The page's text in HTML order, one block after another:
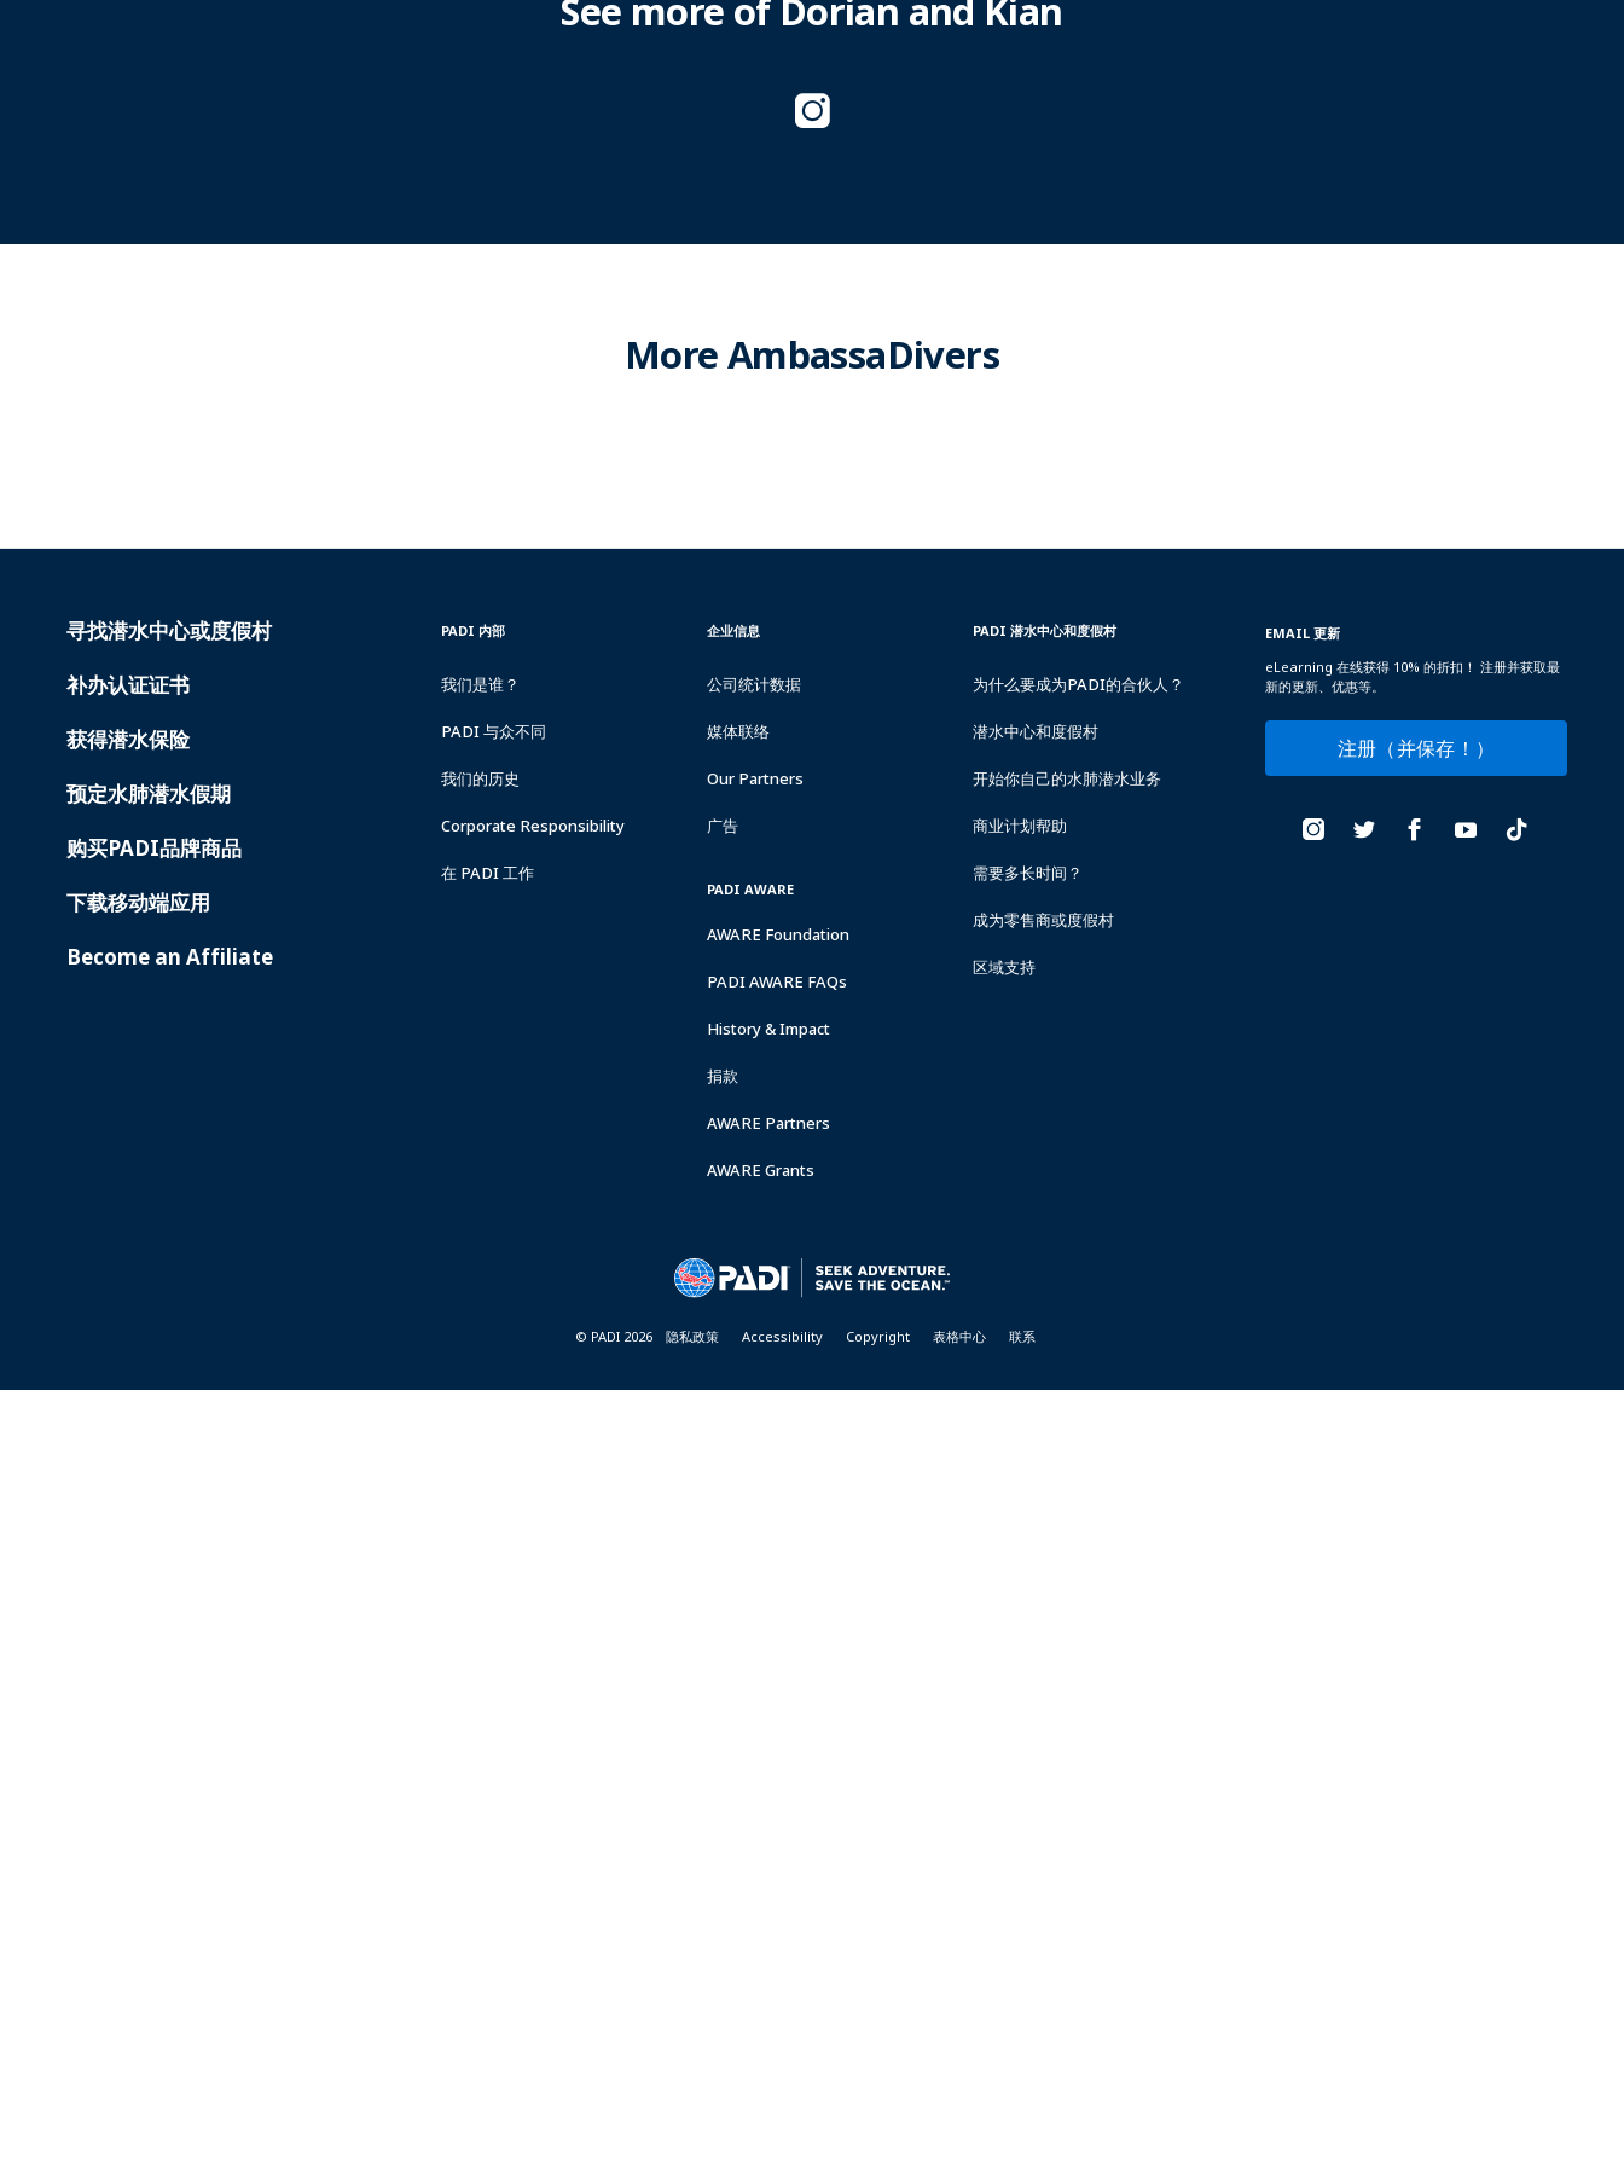
See more of Dorian and Kian
More AmbassaDivers
EMAIL 更新
eLearning 在线获得 10% 的折扣！ 注册并获取最
新的更新、优惠等。
注册（并保存！）
PADI
寻找潜水中心或度假村
补办认证证书
获得潜水保险
预定水肺潜水假期
购买PADI品牌商品
下载移动端应用
Become an Affiliate
INSIDE
PADI 内部
我们是谁？
PADI 与众不同
我们的历史
Corporate Responsibility
在 PADI 工作
CORPORATE
企业信息
公司统计数据
媒体联络
Our Partners
广告
PADI AWARE
AWARE Foundation
PADI AWARE FAQs
History & Impact
捐款
AWARE Partners
AWARE Grants
PADI
&
PADI 潜水中心和度假村
为什么要成为PADI的合伙人？
潜水中心和度假村
开始你自己的水肺潜水业务
商业计划帮助
需要多长时间？
成为零售商或度假村
区域支持
© PADI 2026 隐私政策 Accessibility Copyright 表格中心 联系